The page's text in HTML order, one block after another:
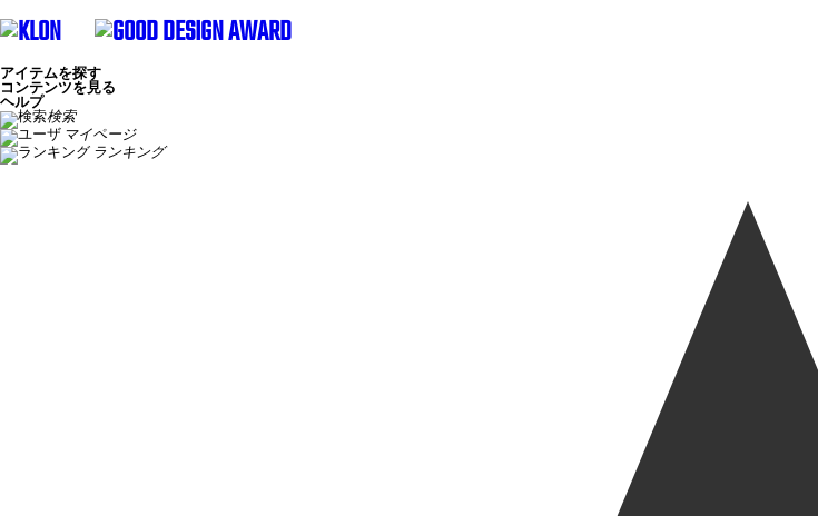
アイテムを探す
コンテンツを見る
ヘルプ
検索
マイページ
ランキング